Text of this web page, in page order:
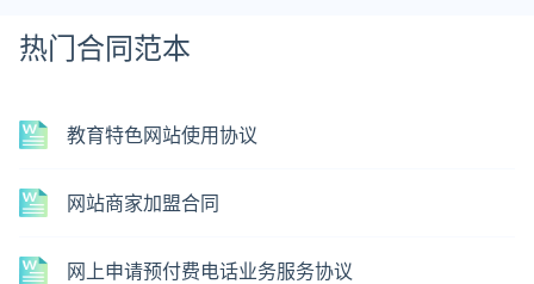
热门合同范本
教育特色网站使用协议
网站商家加盟合同
网上申请预付费电话业务服务协议